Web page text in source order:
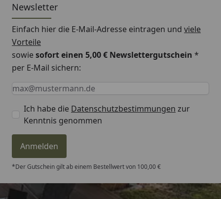
Newsletter
Einfach hier die E-Mail-Adresse eintragen und viele
Vorteile
sowiesofort einen 5,00 € Newslettergutschein *
per E-Mail sichern:
Keine Eingabe erforderlich
Eingabe erforderlich
E-Mail *
Ich habe die Datenschutzbestimmungen zur
Kenntnis genommen
Anmelden
*Der Gutschein gilt ab einem Bestellwert von 100,00 €